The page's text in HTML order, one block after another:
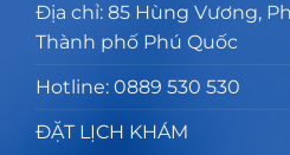
Địa chỉ: 85 Hùng Vương,
Thành phố Phú Quốc
Hotline: 0889 530 530
ĐẶT LỊCH KHÁM